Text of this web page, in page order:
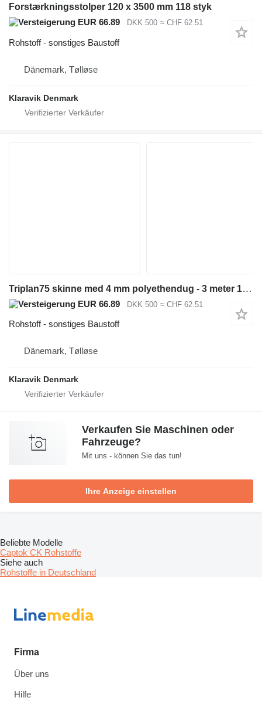
Forstærkningsstolper 120 x 3500 mm 118 styk
EUR 66.89
DKK 500 ≈ CHF 62.51
Rohstoff - sonstiges Baustoff
Dänemark, Tølløse
Klaravik Denmark
Triplan75 skinne med 4 mm polyethendug - 3 meter 198 styk
EUR 66.89 DKK 500 ≈ CHF 62.51
Rohstoff - sonstiges Baustoff
Dänemark, Tølløse
Klaravik Denmark
Verkaufen Sie Maschinen oder
Fahrzeuge?
Mit uns - können Sie das tun!
Ihre Anzeige einstellen
Beliebte Modelle
Captok CK Rohstoffe
Siehe auch
Rohstoffe in Deutschland
Firma
Über uns
Hilfe